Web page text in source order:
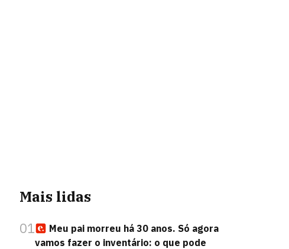
Mais lidas
01
Meu pai morreu há 30 anos. Só agora
vamos fazer o inventário: o que pode